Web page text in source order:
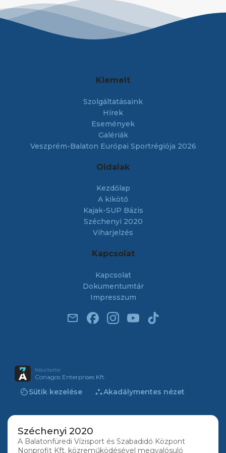
Kiemelt
Szolgáltatásaink
Hírek
Események
Galériák
Veszprém-Balaton Európai Sportrégiója 2026
Oldalak
Kezdőlap
A kikötő
Kajak-SUP Bázis
Széchenyi 2020
Viharjelzés
Kapcsolat
Kapcsolat
Dokumentumtár
Impresszum
email
Készítette:
Conagos Enterprises Kft.
cookieSütik kezelése atrAkadálymentes nézet
Széchenyi 2020
A Balatonfüredi Vízisport és Szabadidő Központ
Nonprofit Kft. közreműködésével megvalósuló